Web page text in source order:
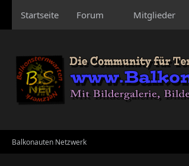
Startseite Forum Mitglieder
Balkonauten Netzwerk